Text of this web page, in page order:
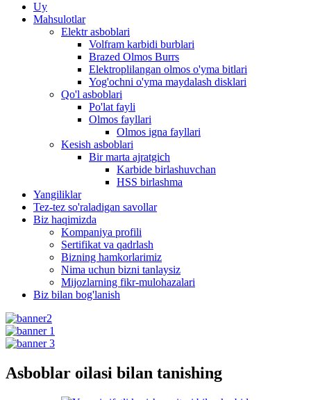
Uy
Mahsulotlar
Elektr asboblari
Volfram karbidi burblari
Brazed Olmos Burrs
Elektroplilangan olmos o'yma bitlari
Yog'ochni o'yma maydalash disklari
Qo'l asboblari
Po'lat fayli
Olmos fayllari
Olmos igna fayllari
Kesish asboblari
Bir marta ajratgich
Karbide birlashuvchan
HSS birlashma
Yangiliklar
Tez-tez so'raladigan savollar
Biz haqimizda
Kompaniya profili
Sertifikat va qadrlash
Bizning hamkorlarimiz
Nima uchun bizni tanlaysiz
Mijozlarning fikr-mulohazalari
Biz bilan bog'lanish
Asboblar oilasi bilan tanishing